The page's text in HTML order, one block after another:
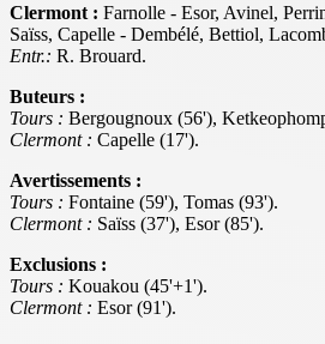
Clermont : Farnolle - Esor, Avinel,
Saïss, Capelle - Dembélé, Bettiol,
Entr.: R. Brouard.
Buteurs :
Tours : Bergougnoux (56'),
Clermont : Capelle (17').
Avertissements :
Tours : Fontaine (59'), Tomas (93').
Clermont : Saïss (37'), Esor (85').
Exclusions :
Tours : Kouakou (45'+1').
Clermont : Esor (91').